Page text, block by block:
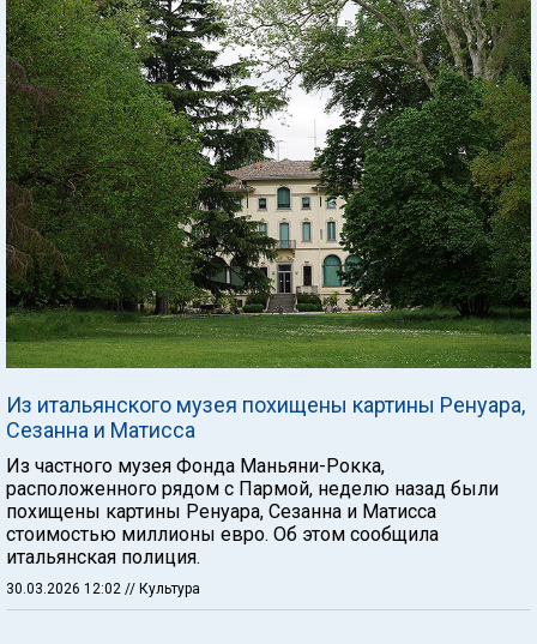
Из итальянского музея похищены картины Ренуара,
Сезанна и Матисса
Из частного музея Фонда Маньяни-Рокка,
расположенного рядом с Пармой, неделю назад были
похищены картины Ренуара, Сезанна и Матисса
стоимостью миллионы евро. Об этом сообщила
итальянская полиция.
30.03.2026 12:02 // Культура